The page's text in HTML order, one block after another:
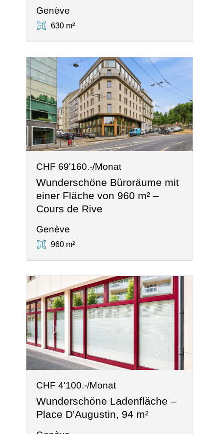
Genève
630 m²
CHF 69'160.-/Monat
Wunderschöne Büroräume mit
einer Fläche von 960 m² –
Cours de Rive
Genève
960 m²
CHF 4'100.-/Monat
Wunderschöne Ladenfläche –
Place D'Augustin, 94 m²